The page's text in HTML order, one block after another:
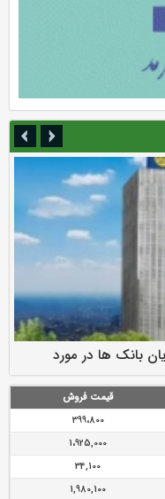
اقدامات مدیرعامل بیمه
بانک ها در مورد
قیمت فروش
399،800
1،925,000
34,100
1,980,100